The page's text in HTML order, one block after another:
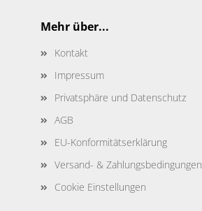
Mehr über...
Kontakt
Impressum
Privatsphäre und Datenschutz
AGB
EU-Konformitätserklärung
Versand- & Zahlungsbedingungen
Cookie Einstellungen